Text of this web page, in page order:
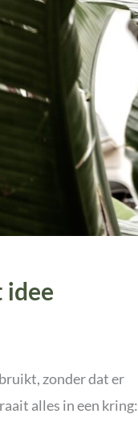
idee
zonder dat er
alles in een kring: